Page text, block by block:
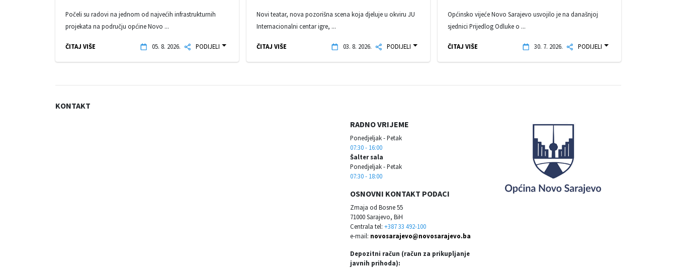
Počeli su radovi na jednom od najvećih infrastrukturnih
projekata na području općine Novo ...
ČITAJ VIŠE 05. 8. 2026. PODIJELI
Novi teatar, nova pozorišna scena koja djeluje u okviru JU
Internacionalni centar igre, ...
ČITAJ VIŠE 03. 8. 2026. PODIJELI
Općinsko vijeće Novo Sarajevo usvojilo je na današnjoj
sjednici Prijedlog Odluke o ...
ČITAJ VIŠE 30. 7. 2026. PODIJELI
KONTAKT
RADNO VRIJEME
Ponedjeljak - Petak
07:30 - 16:00
Šalter sala
Ponedjeljak - Petak
07:30 - 18:00
OSNOVNI KONTAKT PODACI
Zmaja od Bosne 55
71000 Sarajevo, BiH
Centrala tel: +387 33 492-100
e-mail: novosarajevo@novosarajevo.ba
Depozitni račun (račun za prikupljanje
javnih prihoda):